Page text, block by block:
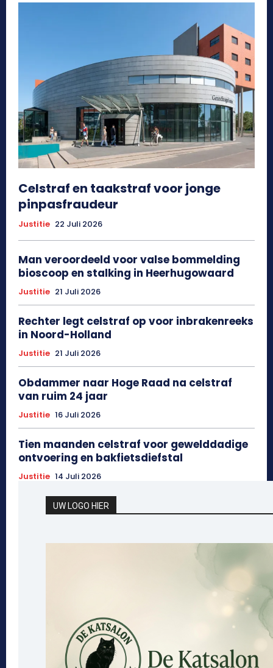
Celstraf en taakstraf voor jonge
pinpasfraudeur
Justitie 22 Juli 2026
Man veroordeeld voor valse bommelding
bioscoop en stalking in Heerhugowaard
Justitie 21 Juli 2026
Rechter legt celstraf op voor inbrakenreeks
in Noord-Holland
Justitie 21 Juli 2026
Obdammer naar Hoge Raad na celstraf
van ruim 24 jaar
Justitie 16 Juli 2026
Tien maanden celstraf voor gewelddadige
ontvoering en bakfietsdiefstal
Justitie 14 Juli 2026
UW LOGO HIER